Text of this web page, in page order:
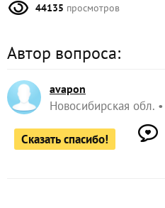
44135 просмотров
Автор вопроса:
avapon
Новосибирская обл.
Сказать спасибо!